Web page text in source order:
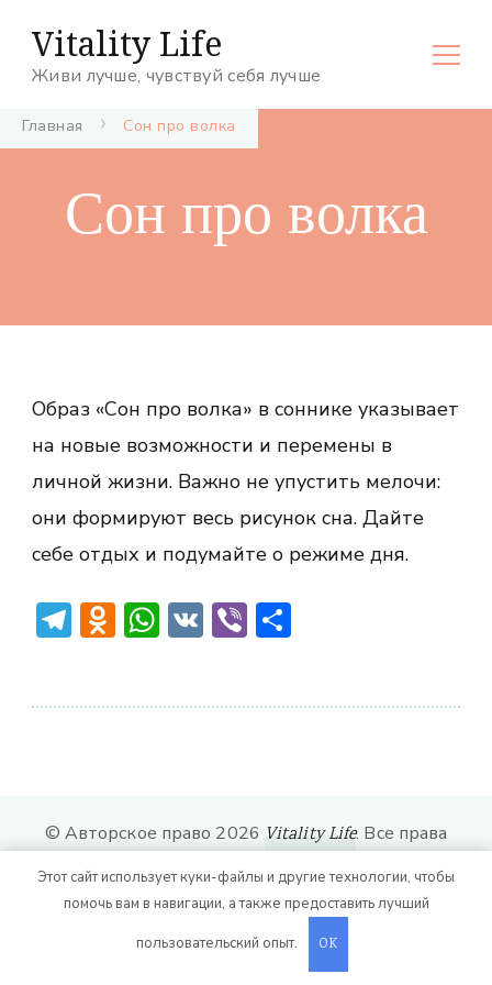
Vitality Life
Живи лучше, чувствуй себя лучше
Главная Сон про волка
Сон про волка
Образ «Сон про волка» в соннике указывает
на новые возможности и перемены в
личной жизни. Важно не упустить мелочи:
они формируют весь рисунок сна. Дайте
себе отдых и подумайте о режиме дня.
Telegram
Odnoklassniki
WhatsApp
VKViber
© Авторское право 2026 Vitality Life. Все права
защищены.
CoachPress Lite | от автора
Blossom Themes. На платформеWordPress.
Этот сайт использует куки-файлы и другие технологии, чтобы
помочь вам в навигации, а также предоставить лучший
пользовательский опыт.
OK